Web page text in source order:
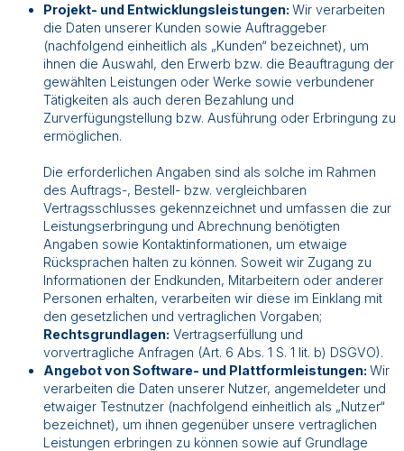
Projekt- und Entwicklungsleistungen: Wir verarbeiten
die Daten unserer Kunden sowie Auftraggeber
(nachfolgend einheitlich als „Kunden“ bezeichnet), um
ihnen die Auswahl, den Erwerb bzw. die Beauftragung der
gewählten Leistungen oder Werke sowie verbundener
Tätigkeiten als auch deren Bezahlung und
Zurverfügungstellung bzw. Ausführung oder Erbringung zu
ermöglichen.
Die erforderlichen Angaben sind als solche im Rahmen
des Auftrags-, Bestell- bzw. vergleichbaren
Vertragsschlusses gekennzeichnet und umfassen die zur
Leistungserbringung und Abrechnung benötigten
Angaben sowie Kontaktinformationen, um etwaige
Rücksprachen halten zu können. Soweit wir Zugang zu
Informationen der Endkunden, Mitarbeitern oder anderer
Personen erhalten, verarbeiten wir diese im Einklang mit
den gesetzlichen und vertraglichen Vorgaben;
Rechtsgrundlagen: Vertragserfüllung und
vorvertragliche Anfragen (Art. 6 Abs. 1 S. 1 lit. b) DSGVO).
Angebot von Software- und Plattformleistungen: Wir
verarbeiten die Daten unserer Nutzer, angemeldeter und
etwaiger Testnutzer (nachfolgend einheitlich als „Nutzer“
bezeichnet), um ihnen gegenüber unsere vertraglichen
Leistungen erbringen zu können sowie auf Grundlage